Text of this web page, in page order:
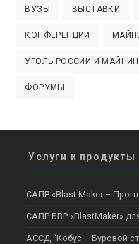
ВУЗЫ ВЫСТАВКИ
КОНФЕРЕНЦИИ
УГОЛЬ РОССИИ И
ФОРУМЫ
Услуги и продукты
САПР «Blast Maker –
САПР БВР «BlastMaker»
АССД “Кобус – Буровой